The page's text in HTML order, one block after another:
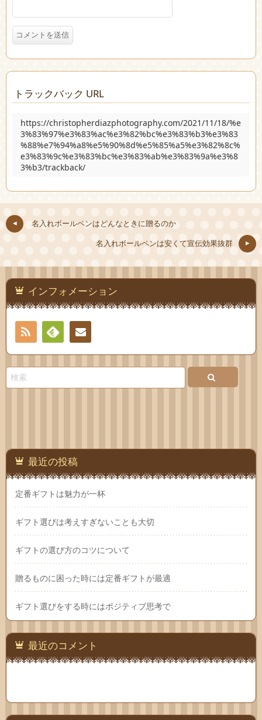
トラックバック URL
https://christopherdiazphotography.com/2021/11/18/%e
3%83%97%e3%83%ac%e3%82%bc%e3%83%b3%e3%83
%88%e7%94%a8%e5%90%8d%e5%85%a5%e3%82%8c%
e3%83%9c%e3%83%bc%e3%83%ab%e3%83%9a%e3%8
3%b3/trackback/
名入れボールペンはどんなときに贈るのか
名入れボールペンは安くて宣伝効果抜群
インフォメーション
RSS
Feedly連絡
最近の投稿
定番ギフトは魅力が一杯
ギフト選びは考えすぎないことも大切
ギフトの選び方のコツについて
贈るものに困った時には定番ギフトが最適
ギフト選びをする時にはポジティブ思考で
最近のコメント